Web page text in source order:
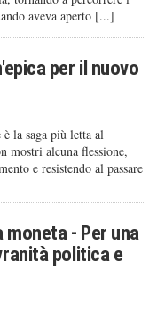
aveva aperto [...]
per il nuovo
la saga più letta al
mostri alcuna flessione,
e resistendo al passare
moneta - Per una
politica e